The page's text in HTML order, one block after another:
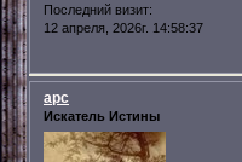
Последний визит:
12 апреля, 2026г. 14:58:37
арс
Искатель Истины